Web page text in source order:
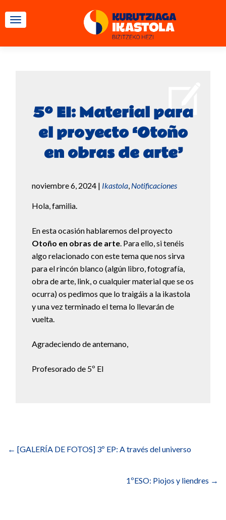
CAMBIAR NAVEGACIÓN
5º EI: Material para
el proyecto ‘Otoño
en obras de arte’
noviembre 6, 2024 | Ikastola, Notificaciones
Hola, familia.
En esta ocasión hablaremos del proyecto
Otoño en obras de arte. Para ello, si tenéis
algo relacionado con este tema que nos sirva
para el rincón blanco (algún libro, fotografía,
obra de arte, link, o cualquier material que se os
ocurra) os pedimos que lo traigáis a la ikastola
y una vez terminado el tema lo llevarán de
vuelta.
Agradeciendo de antemano,
Profesorado de 5º EI
de
← [GALERÍA DE FOTOS] 3º EP: A través del universo
1ºESO: Piojos y liendres →